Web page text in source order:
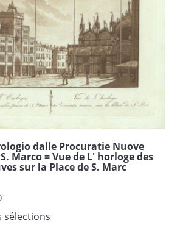
dalle Procuratie Nuove
Marco = Vue de L' horloge des
sur la Place de S. Marc
sélections